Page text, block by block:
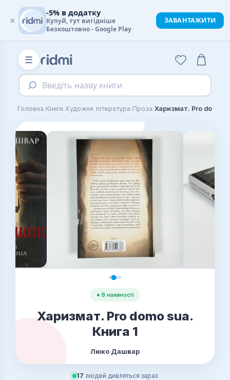
☰
Введіть назву книги
Головна›Книги›Художня література›Проза›Харизмат. Pro domo
● В наявності
Харизмат. Pro domo sua.
Книга 1
Люко Дашвар
17 людей дивляться зараз
×
-5% в додатку
Купуй, тут вигідніше
Безкоштовно - Google Play
ЗАВАНТАЖИТИ